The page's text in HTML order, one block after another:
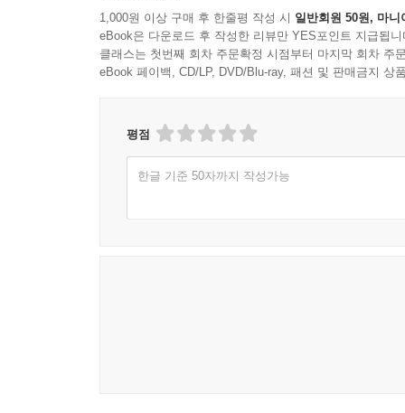
1,000원 이상 구매 후 한줄평 작성 시 일반회원 50원, 마니
eBook은 다운로드 후 작성한 리뷰만 YES포인트 지급됩니
클래스는 첫번째 회차 주문확정 시점부터 마지막 회차 주
eBook 페이백, CD/LP, DVD/Blu-ray, 패션 및 판매금지 상
평점
한글 기준 50자까지 작성가능